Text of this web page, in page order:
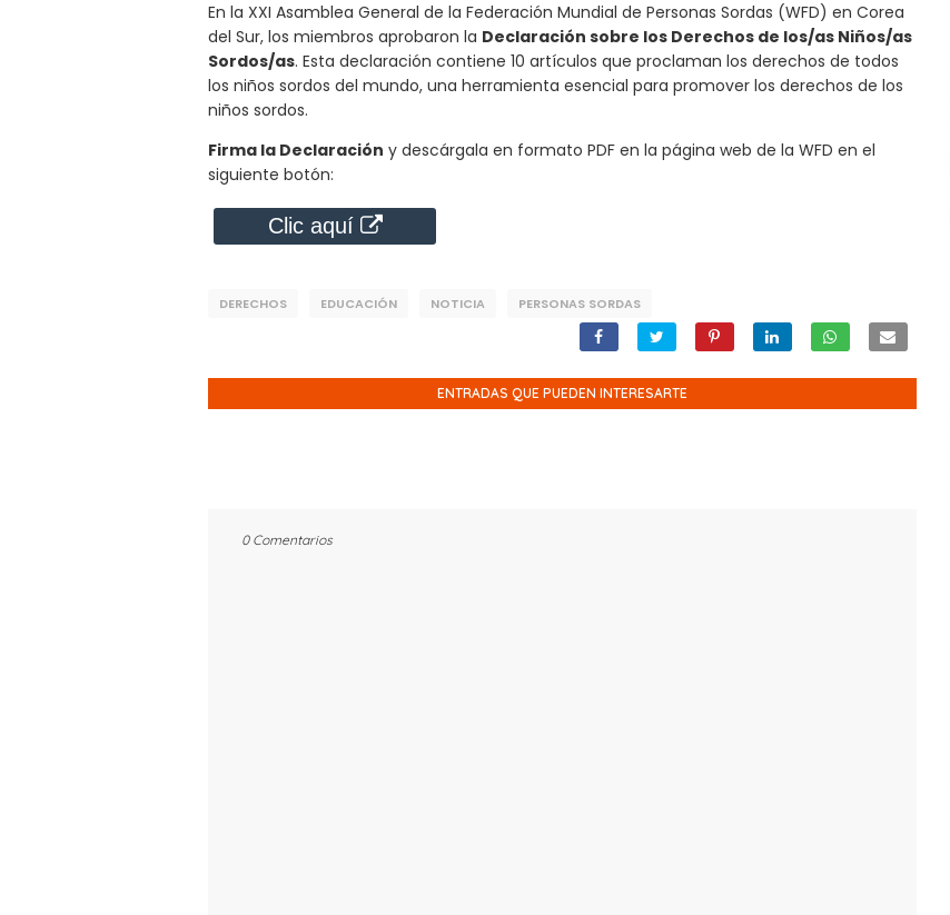
En la XXI Asamblea General de la Federación Mundial de Personas Sordas (WFD) en Corea
del Sur, los miembros aprobaron la Declaración sobre los Derechos de los/as Niños/as
Sordos/as. Esta declaración contiene 10 artículos que proclaman los derechos de todos
los niños sordos del mundo, una herramienta esencial para promover los derechos de los
niños sordos.
Firma la Declaración y descárgala en formato PDF en la página web de la WFD en el
siguiente botón:
Clic aquí
DERECHOS EDUCACIÓN NOTICIA PERSONAS SORDAS
ENTRADAS QUE PUEDEN INTERESARTE
0 Comentarios